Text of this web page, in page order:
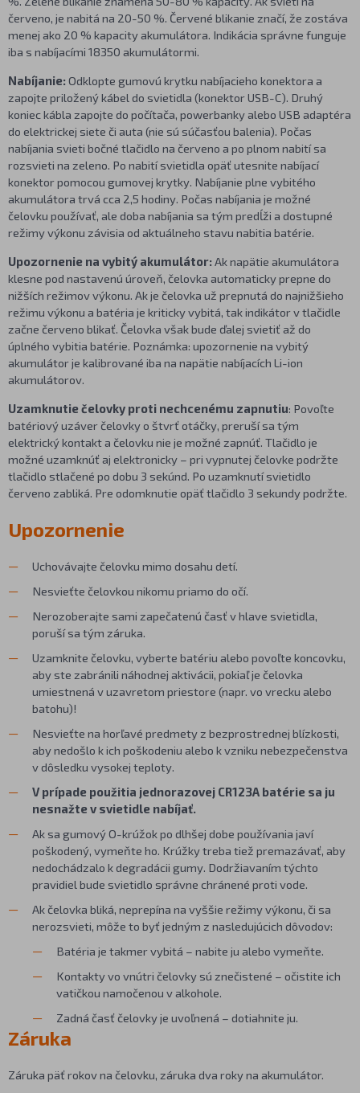
červeno, je nabitá na 20-50 %. Červené blikanie značí, že zostáva
menej ako 20 % kapacity akumulátora. Indikácia správne funguje
iba s nabíjacími 18350 akumulátormi.
Nabíjanie:Odklopte gumovú krytku nabíjacieho konektora a
zapojte priložený kábel do svietidla (konektor USB-C). Druhý
koniec kábla zapojte do počítača, powerbanky alebo USB adaptéra
do elektrickej siete či auta (nie sú súčasťou balenia). Počas
nabíjania svieti bočné tlačidlo na červeno a po plnom nabití sa
rozsvieti na zeleno. Po nabití svietidla opäť utesnite nabíjací
konektor pomocou gumovej krytky. Nabíjanie plne vybitého
akumulátora trvá cca 2,5 hodiny. Počas nabíjania je možné
čelovku používať, ale doba nabíjania sa tým predĺži a dostupné
režimy výkonu závisia od aktuálneho stavu nabitia batérie.
Upozornenie na vybitý akumulátor:Ak napätie akumulátora
klesne pod nastavenú úroveň, čelovka automaticky prepne do
nižších režimov výkonu. Ak je čelovka už prepnutá do najnižšieho
režimu výkonu a batéria je kriticky vybitá, tak indikátor v tlačidle
začne červeno blikať. Čelovka však bude ďalej svietiť až do
úplného vybitia batérie. Poznámka: upozornenie na vybitý
akumulátor je kalibrované iba na napätie nabíjacích Li-ion
akumulátorov.
Uzamknutie čelovky proti nechcenému zapnutiu: Povoľte
batériový uzáver čelovky o štvrť otáčky, preruší sa tým
elektrický kontakt a čelovku nie je možné zapnúť. Tlačidlo je
možné uzamknúť aj elektronicky – pri vypnutej čelovke podržte
tlačidlo stlačené po dobu 3 sekúnd. Po uzamknutí svietidlo
červeno zabliká. Pre odomknutie opäť tlačidlo 3 sekundy podržte.
Upozornenie
Uchovávajte čelovku mimo dosahu detí.
Nesvieťte čelovkou nikomu priamo do očí.
Nerozoberajte sami zapečatenú časť v hlave svietidla,
poruší sa tým záruka.
Uzamknite čelovku, vyberte batériu alebo povoľte koncovku,
aby ste zabránili náhodnej aktivácii, pokiaľ je čelovka
umiestnená v uzavretom priestore (napr. vo vrecku alebo
batohu)!
Nesvieťte na horľavé predmety z bezprostrednej blízkosti,
aby nedošlo k ich poškodeniu alebo k vzniku nebezpečenstva
v dôsledku vysokej teploty.
V prípade použitia jednorazovej CR123A batérie sa ju
nesnažte v svietidle nabíjať.
Ak sa gumový O-krúžok po dlhšej dobe používania javí
poškodený, vymeňte ho. Krúžky treba tiež premazávať, aby
nedochádzalo k degradácii gumy. Dodržiavaním týchto
pravidiel bude svietidlo správne chránené proti vode.
Ak čelovka bliká, neprepína na vyššie režimy výkonu, či sa
nerozsvieti, môže to byť jedným z nasledujúcich dôvodov:
Batéria je takmer vybitá – nabite ju alebo vymeňte.
Kontakty vo vnútri čelovky sú znečistené – očistite ich
vatičkou namočenou v alkohole.
Zadná časť čelovky je uvoľnená – dotiahnite ju.
Záruka
Záruka päť rokov na čelovku, záruka dva roky na akumulátor.